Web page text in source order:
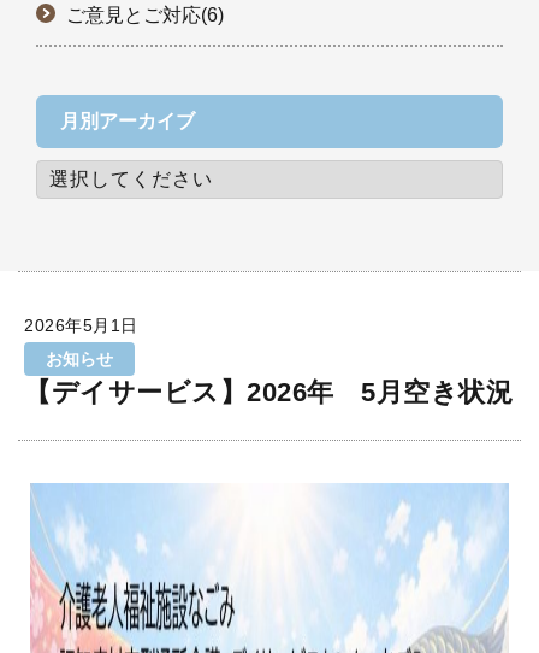
ご意見とご対応(6)
月別アーカイブ
2026年5月1日
お知らせ
【デイサービス】2026年 5月空き状況